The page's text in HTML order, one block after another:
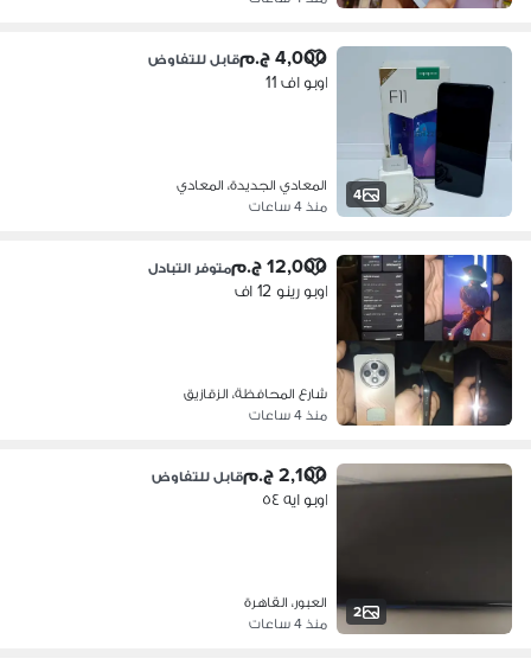
4
4,000 ج.م قابل للتفاوض
اوبو اف 11
المعادي الجديدة، المعادي
منذ 4 ساعات
12,000 ج.م متوفر التبادل
اوبو رينو 12 اف
شارع المحافظة، الزقازيق
منذ 4 ساعات
2
2,100 ج.م قابل للتفاوض
اوبو ايه ٥٤
العبور، القاهرة
منذ 4 ساعات